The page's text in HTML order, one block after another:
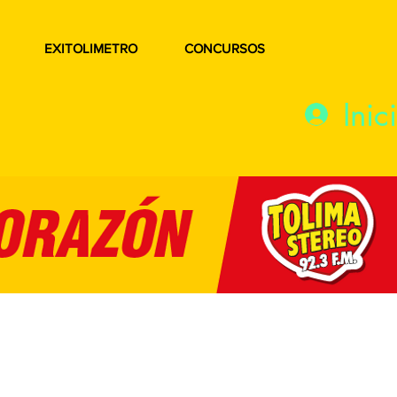
EXITOLIMETRO CONCURSOS